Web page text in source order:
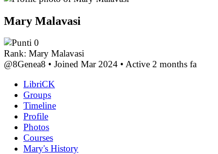
Mary Malavasi
0
Rank: Mary Malavasi
@8Genea8 • Joined Mar 2024 • Active 2 months fa
LibriCK
Groups
Timeline
Profile
Photos
Courses
Mary's History